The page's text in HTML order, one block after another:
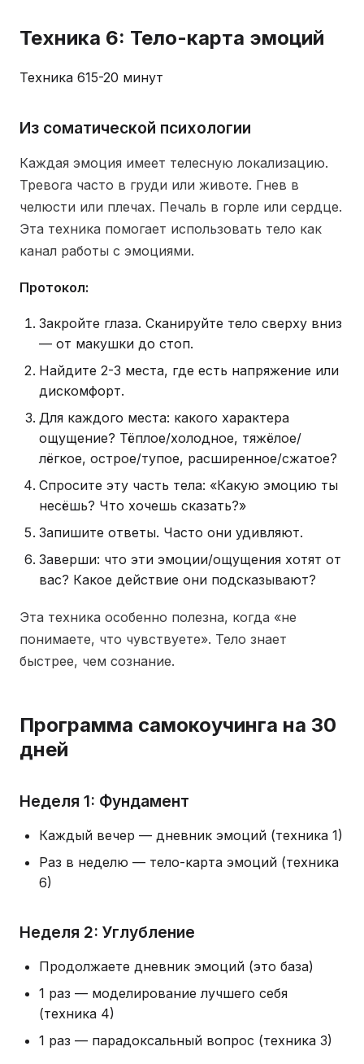
Техника 6: Тело-карта эмоций
Техника 615-20 минут
Из соматической психологии
Каждая эмоция имеет телесную локализацию.
Тревога часто в груди или животе. Гнев в
челюсти или плечах. Печаль в горле или сердце.
Эта техника помогает использовать тело как
канал работы с эмоциями.
Протокол:
Закройте глаза. Сканируйте тело сверху вниз
— от макушки до стоп.
Найдите 2-3 места, где есть напряжение или
дискомфорт.
Для каждого места: какого характера
ощущение? Тёплое/холодное, тяжёлое/
лёгкое, острое/тупое, расширенное/сжатое?
Спросите эту часть тела: «Какую эмоцию ты
несёшь? Что хочешь сказать?»
Запишите ответы. Часто они удивляют.
Заверши: что эти эмоции/ощущения хотят от
вас? Какое действие они подсказывают?
Эта техника особенно полезна, когда «не
понимаете, что чувствуете». Тело знает
быстрее, чем сознание.
Программа самокоучинга на 30
дней
Неделя 1: Фундамент
Каждый вечер — дневник эмоций (техника 1)
Раз в неделю — тело-карта эмоций (техника
6)
Неделя 2: Углубление
Продолжаете дневник эмоций (это база)
1 раз — моделирование лучшего себя
(техника 4)
1 раз — парадоксальный вопрос (техника 3)